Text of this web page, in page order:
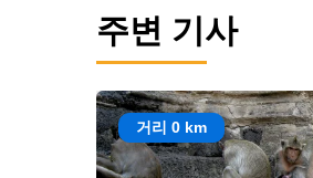
주변 기사
거리 0 km